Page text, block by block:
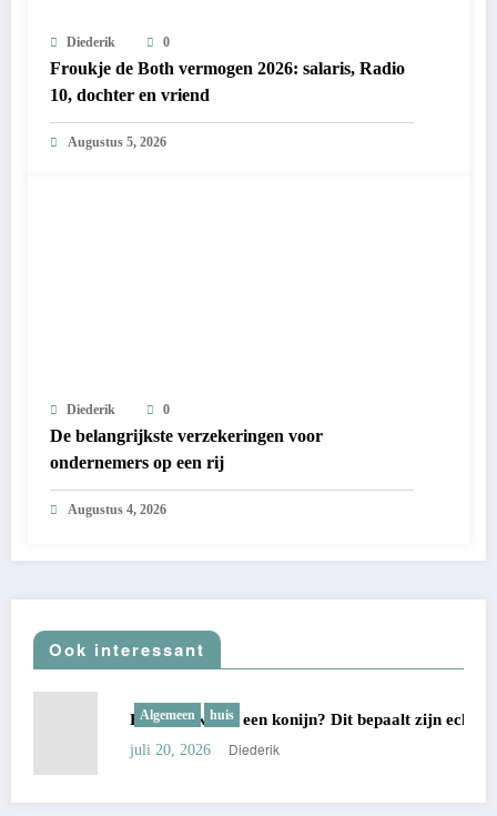
Diederik 0
Froukje de Both vermogen 2026: salaris, Radio
10, dochter en vriend
Augustus 5, 2026
Diederik 0
De belangrijkste verzekeringen voor
ondernemers op een rij
Augustus 4, 2026
Ook interessant
Algemeen huis
Hoe oud wordt een konijn? Dit bepaalt zijn echte leeftijd
juli 20, 2026 Diederik